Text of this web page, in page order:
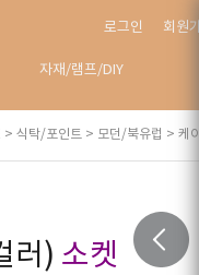
로그인 회원
자재/램프/DIY
> 식탁/포인트 > 모던/북유럽 > 케
러) 소켓